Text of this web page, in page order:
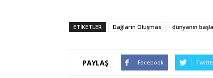
ETİKETLER Dağların Oluşmas dünyanın
PAYLAŞ Facebook